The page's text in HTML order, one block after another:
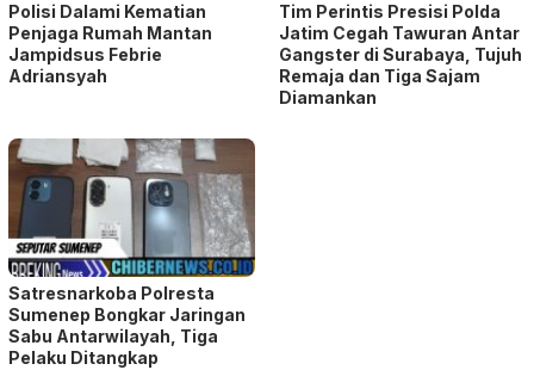
Polisi Dalami Kematian
Penjaga Rumah Mantan
Jampidsus Febrie
Adriansyah
Tim Perintis Presisi Polda
Jatim Cegah Tawuran Antar
Gangster di Surabaya, Tujuh
Remaja dan Tiga Sajam
Diamankan
Satresnarkoba Polresta
Sumenep Bongkar Jaringan
Sabu Antarwilayah, Tiga
Pelaku Ditangkap